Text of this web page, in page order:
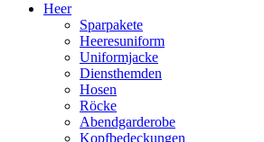
Heer
Sparpakete
Heeresuniform
Uniformjacke
Diensthemden
Hosen
Röcke
Abendgarderobe
Kopfbedeckungen